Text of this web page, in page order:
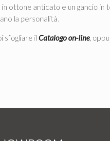
ottone anticato e un gancio in
la personalità.
sfogliare ilCatalogo on-line,